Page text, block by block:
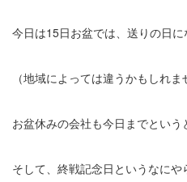
今日は15日お盆では、送りの日に
（地域によっては違うかもしれま
お盆休みの会社も今日までとい
そして、終戦記念日というなに